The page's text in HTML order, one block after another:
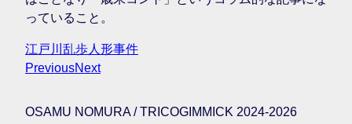
っていること。
江戸川乱歩人形事件
PreviousNext
OSAMU NOMURA / TRICOGIMMICK 2024-2026